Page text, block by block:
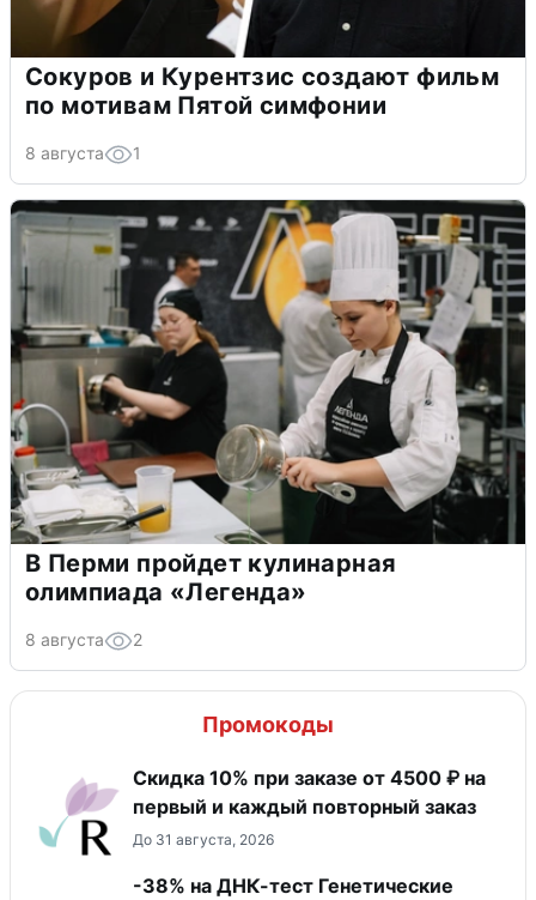
Сокуров и Курентзис создают фильм
по мотивам Пятой симфонии
8 августа 1
В Перми пройдет кулинарная
олимпиада «Легенда»
8 августа 2
Промокоды
Скидка 10% при заказе от 4500 ₽ на
первый и каждый повторный заказ
До 31 августа, 2026
-38% на ДНК-тест Генетические